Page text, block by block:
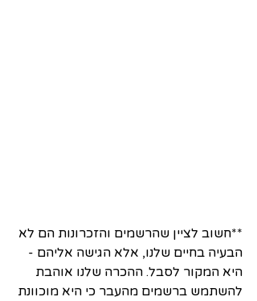
**חשוב לציין שהרשמים והזכרונות הם לא
הבעיה בחיים שלנו, אלא הגישה אליהם -
היא המקור לסבל. ההכרה שלנו אוהבת
להשתמש ברשמים מהעבר כי היא מוכוונת